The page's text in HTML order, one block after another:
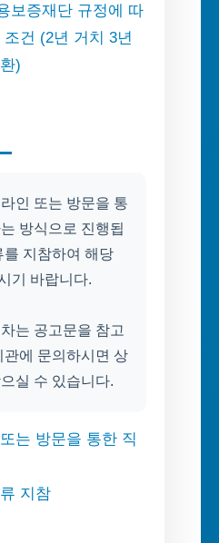
보증재단 규정에 따
조건 (2년 거치 3년
)
인 또는 방문을 통
방식으로 진행됩
를 지참하여 해당
기 바랍니다.
는 공고문을 참고
관에 문의하시면 상
실 수 있습니다.
는 방문을 통한 직
지참